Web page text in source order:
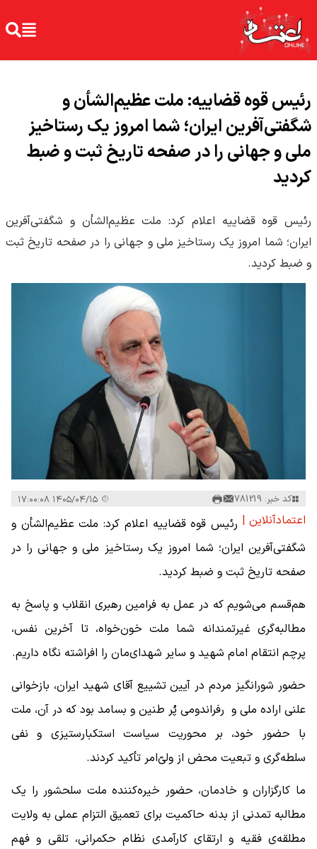
رئیس قوه قضاییه: ملت عظیم‌الشأن و
شگفتی‌آفرین ایران؛ شما امروز یک رستاخیز
ملی و جهانی را در صفحه‌ تاریخ ثبت و ضبط
کردید
رئیس قوه قضاییه اعلام کرد: ملت عظیم‌الشأن و شگفتی‌آفرین
ایران؛ شما امروز یک رستاخیز ملی و جهانی را در صفحه‌ تاریخ ثبت
و ضبط کردید.
کد خبر: 781219
اعتمادآنلاین | رئیس قوه قضاییه اعلام کرد: ملت عظیم‌الشأن و
شگفتی‌آفرین ایران؛ شما امروز یک رستاخیز ملی و جهانی را در
صفحه‌ تاریخ ثبت و ضبط کردید.
هم‌قسم می‌شویم که در عمل به فرامین رهبری انقلاب و پاسخ به
مطالبه‌گری غیرتمندانه شما ملت خون‌خواه، تا آخرین نفس،
پرچم انتقام امام شهید و سایر شهدای‌مان را افراشته نگاه داریم.
حضور شورانگیز مردم در آیین تشییع آقای شهید ایران، بازخوانی
علنی اراده ملی و رفراندومی پُر طنین و بسامد بود که در آن، ملت
با حضور خود، بر محوریت سیاست استکبارستیزی و نفی
سلطه‌گری و تبعیت محض از ولیّ‌امر تأکید کردند.
ما کارگزاران و خادمان، حضور خیره‌کننده ملت سلحشور را یک
مطالبه تمدنی از بدنه حاکمیت برای تعمیق التزام عملی به ولایت
مطلقه‌ی فقیه و ارتقای کارآمدی نظام حکمرانی، تلقی و فهم